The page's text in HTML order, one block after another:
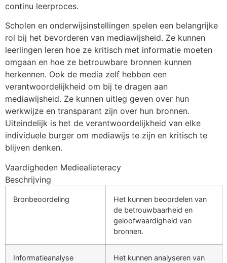
continu leerproces.
Scholen en onderwijsinstellingen spelen een belangrijke
rol bij het bevorderen van mediawijsheid. Ze kunnen
leerlingen leren hoe ze kritisch met informatie moeten
omgaan en hoe ze betrouwbare bronnen kunnen
herkennen. Ook de media zelf hebben een
verantwoordelijkheid om bij te dragen aan
mediawijsheid. Ze kunnen uitleg geven over hun
werkwijze en transparant zijn over hun bronnen.
Uiteindelijk is het de verantwoordelijkheid van elke
individuele burger om mediawijs te zijn en kritisch te
blijven denken.
Vaardigheden Mediealieteracy
Beschrijving
Bronbeoordeling
Het kunnen beoordelen van
de betrouwbaarheid en
geloofwaardigheid van
bronnen.
Informatieanalyse
Het kunnen analyseren van